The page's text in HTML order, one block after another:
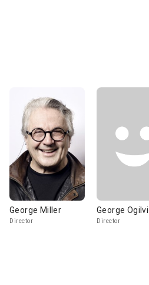
George Miller
Director
George
Director